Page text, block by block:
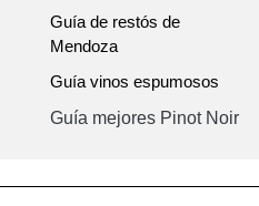
Guía de restós de
Mendoza
Guía vinos espumosos
Guía mejores Pinot Noir